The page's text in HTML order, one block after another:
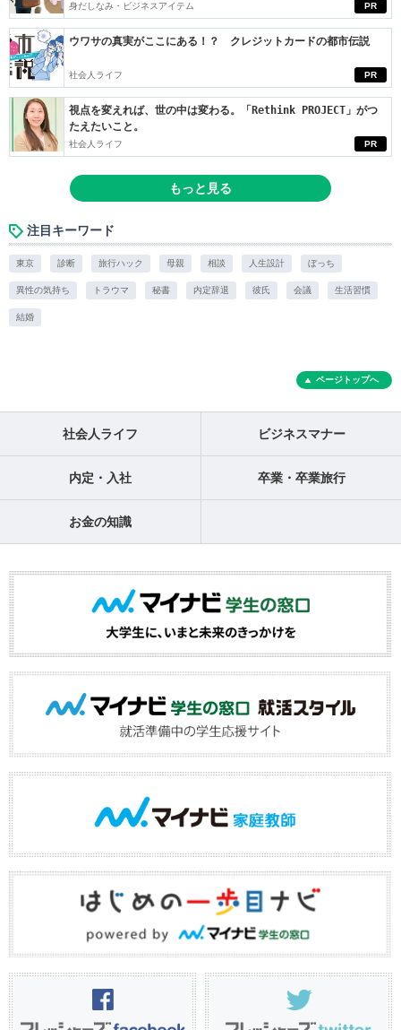
PR
身だしなみ・ビジネスアイテム
PR
ウワサの真実がここにある！？ クレジットカードの都市伝説
社会人ライフ
PR
視点を変えれば、世の中は変わる。「Rethink PROJECT」がつ
たえたいこと。
社会人ライフ
もっと見る
注目キーワード
東京 診断 旅行ハック 母親 相談 人生設計 ぼっち
異性の気持ち トラウマ 秘書 内定辞退 彼氏 会議 生活習慣
結婚
ページトップへ
社会人ライフ ビジネスマナー
内定・入社 卒業・卒業旅行
お金の知識